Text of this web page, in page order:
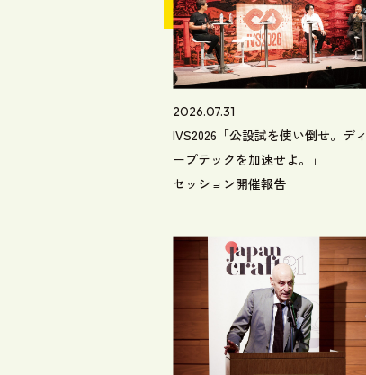
2026.07.31
IVS2026「公設試を使い倒せ。ディ
ープテックを加速せよ。」
セッション開催報告